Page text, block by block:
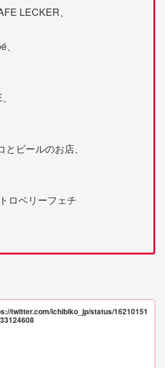
LECKER、
ビールのお店、
ロベリーフェチ
twitter.com/ichibiko_jp/status/16210151